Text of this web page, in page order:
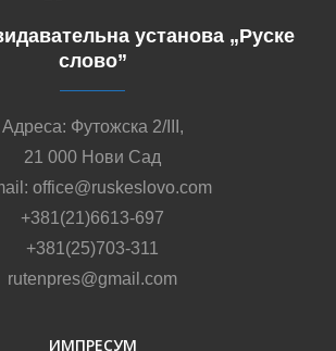
установа „Руске
слово”
Адреса: Футожска 2/III,
21 000 Нови Сад
office@ruskeslovo.com
+381(21)6613-697
+381(25)703-311
rutenpres@gmail.com
ИМПРЕСУМ